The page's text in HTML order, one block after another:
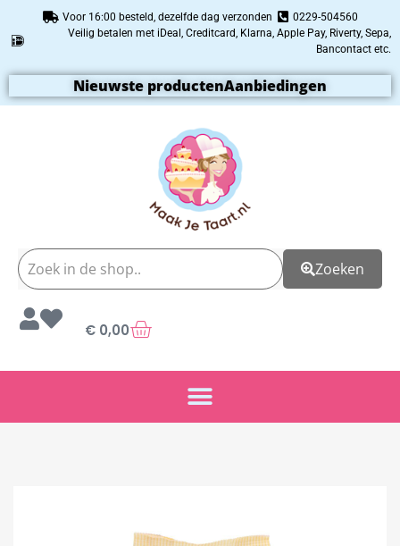
Voor 16:00 besteld, dezelfde dag verzonden
0229-504560
Veilig betalen met iDeal, Creditcard, Klarna, Apple Pay, Riverty, Sepa,
Bancontact etc.
Nieuwste productenAanbiedingen
Zoeken
€ 0,00